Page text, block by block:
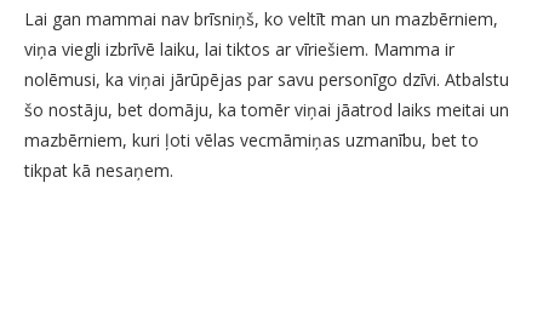
Lai gan mammai nav brīsniņš, ko veltīt man un mazbērniem,
viņa viegli izbrīvē laiku, lai tiktos ar vīriešiem. Mamma ir
nolēmusi, ka viņai jārūpējas par savu personīgo dzīvi. Atbalstu
šo nostāju, bet domāju, ka tomēr viņai jāatrod laiks meitai un
mazbērniem, kuri ļoti vēlas vecmāmiņas uzmanību, bet to
tikpat kā nesaņem.